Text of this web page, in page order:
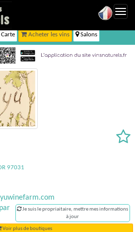
Acheter les vins Salons
97031
Je suis le propriaitaire, mettre mes informations
à jour
Voir plus de boutiques